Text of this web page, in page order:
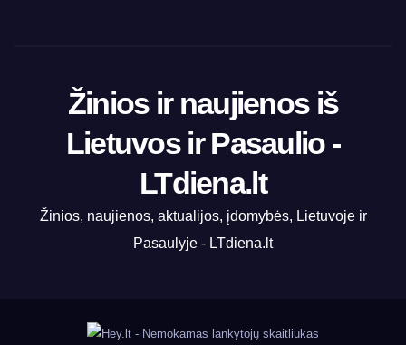
Žinios ir naujienos iš
Lietuvos ir Pasaulio -
LTdiena.lt
Žinios, naujienos, aktualijos, įdomybės, Lietuvoje ir
Pasaulyje - LTdiena.lt